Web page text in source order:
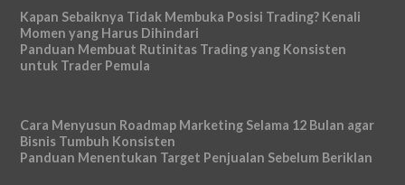
Kapan Sebaiknya Tidak Membuka Posisi Trading? Kenali
Momen yang Harus Dihindari
Panduan Membuat Rutinitas Trading yang Konsisten
untuk Trader Pemula
Cara Menyusun Roadmap Marketing Selama 12 Bulan agar
Bisnis Tumbuh Konsisten
Panduan Menentukan Target Penjualan Sebelum Beriklan